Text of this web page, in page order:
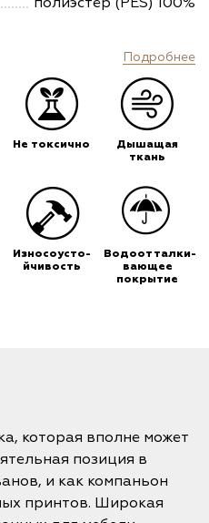
Подробнее
Не токсично
Дышащая
ткань
Износоусто-
йчивость
Водоотталки-
вающее
покрытие
которая вполне может
позиция в
и как компаньон
принтов. Широкая